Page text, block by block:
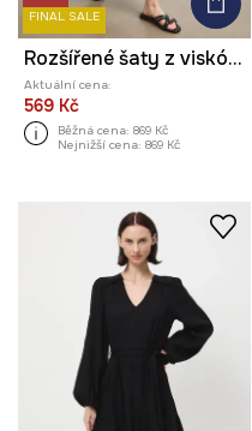
FINAL SALE
Rozšířené šaty z viskózy s páskem s rostlinným vzorem
Aktuální cena:
569 Kč
Běžná cena: 869 Kč
Nejnižší cena: 869 Kč